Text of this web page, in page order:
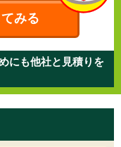
みる
にも他社と見積りを